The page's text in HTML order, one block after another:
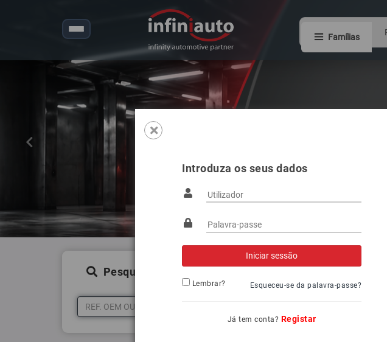
Introduza os seus dados
Lembrar? Esqueceu-se da palavra-passe?
Já tem conta? Registar
Famílias
Ref.: 5G1941078
FAROL VAG GOLF VII DIREITO
Visualizar
Pesquisa de produtos